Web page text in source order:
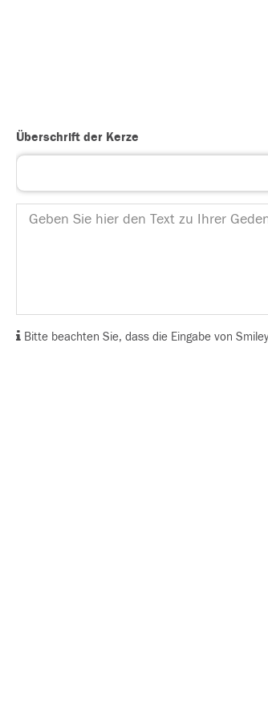
Überschrift der Kerze
Bitte beachten Sie, dass die Eingabe von